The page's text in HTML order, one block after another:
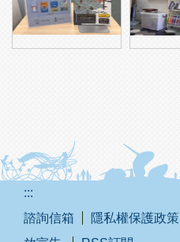
:::
諮詢信箱
隱私權保護政策